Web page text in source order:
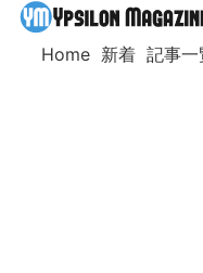
Home 新着 記事一